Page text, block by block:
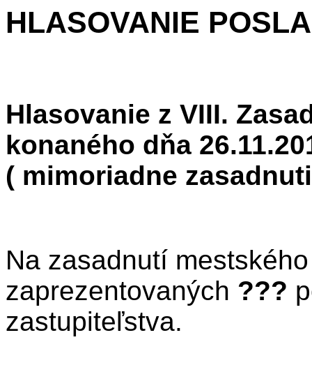
HLASOVANIE
Hlasovanie z VIII.
konaného dňa
( mimoriadne
Na zasadnutí
zaprezentovaných ???
zastupiteľstva.